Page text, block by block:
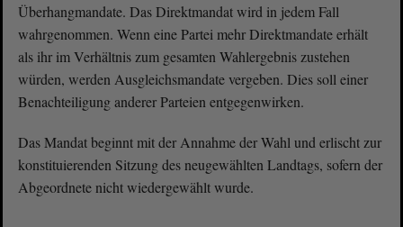
Überhangmandate. Das Direktmandat wird in jedem Fall
wahrgenommen. Wenn eine Partei mehr Direktmandate erhält
als ihr im Verhältnis zum gesamten Wahlergebnis zustehen
würden, werden Ausgleichsmandate vergeben. Dies soll einer
Benachteiligung anderer Parteien entgegenwirken.
Das Mandat beginnt mit der Annahme der Wahl und erlischt zur
konstituierenden Sitzung des neugewählten Landtags, sofern der
Abgeordnete nicht wiedergewählt wurde.